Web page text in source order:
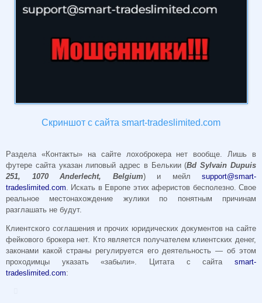
Скриншот с сайта smart-tradeslimited.com
Раздела «Контакты» на сайте лохоброкера нет вообще. Лишь в
футере сайта указан липовый адрес в Белькии (Bd Sylvain Dupuis
251, 1070 Anderlecht, Belgium) и мейл support@​smart-
tradeslimited.com. Искать в Европе этих аферистов бесполезно. Свое
реальное местонахождение жулики по понятным причинам
разглашать не будут.
Клиентского соглашения и прочих юридических документов на сайте
фейкового брокера нет. Кто является получателем клиентских денег,
законами какой страны регулируется его деятельность — об этом
проходимцы указать «забыли». Цитата с сайта smart-
tradeslimited.com: